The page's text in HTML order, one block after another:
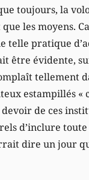
toujours, la
les moyens.
telle pratique
être évidente,
tellement
estampillés «
de ces
d’inclure
dire un jour